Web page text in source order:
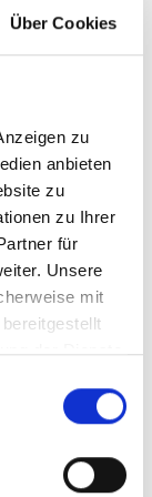
Über Cookies
zu
anbieten
zu
zu Ihrer
für
Unsere
mit
der Dienste
angesetzten
Objekt als
Ende einen
realistischen
sich später
Geld. Steuern